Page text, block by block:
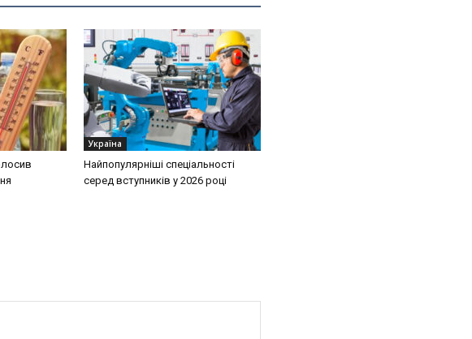
Україна
Найпопулярніші спеціальності
серед вступників у 2026 році